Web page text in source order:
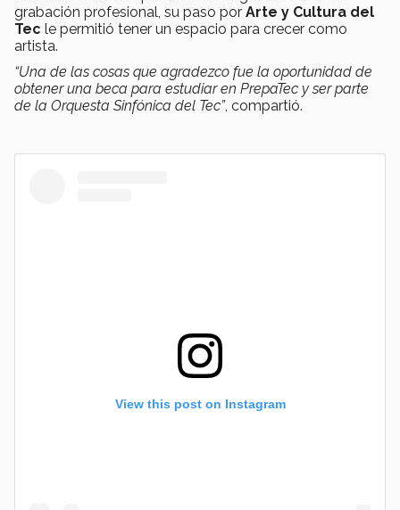
grabación profesional, su paso por Arte y Cultura del
Tec le permitió tener un espacio para crecer como
artista.
“Una de las cosas que agradezco fue la oportunidad de
obtener una beca para estudiar en PrepaTec y ser parte
de la Orquesta Sinfónica del Tec”, compartió.
View this post on Instagram